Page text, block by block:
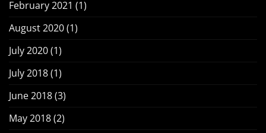
February 2021 (1)
August 2020(1)
July 2020(1)
July 2018(1)
June 2018(3)
May 2018(2)